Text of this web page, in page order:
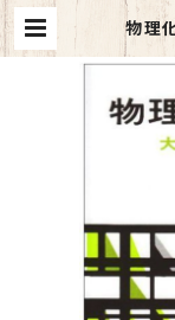
物理
2): 大
イブ